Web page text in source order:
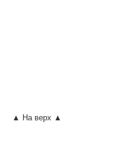
▲ На верх ▲